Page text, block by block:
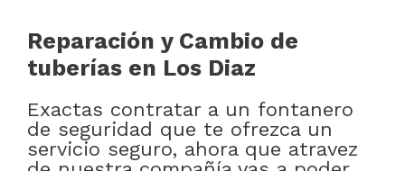
Reparación y Cambio de
tuberías en Los Diaz
Exactas contratar a un fontanero
de seguridad que te ofrezca un
servicio seguro, ahora que atravez